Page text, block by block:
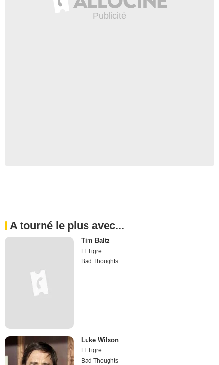
A tourné le plus avec...
Tim Baltz
El Tigre
Bad Thoughts
Luke Wilson
El Tigre
Bad Thoughts